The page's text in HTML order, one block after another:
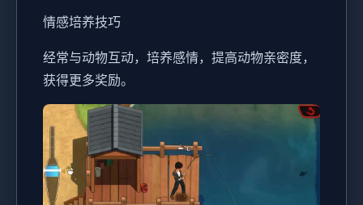
情感培养技巧
经常与动物互动，培养感情，提高动物亲密度，
获得更多奖励。